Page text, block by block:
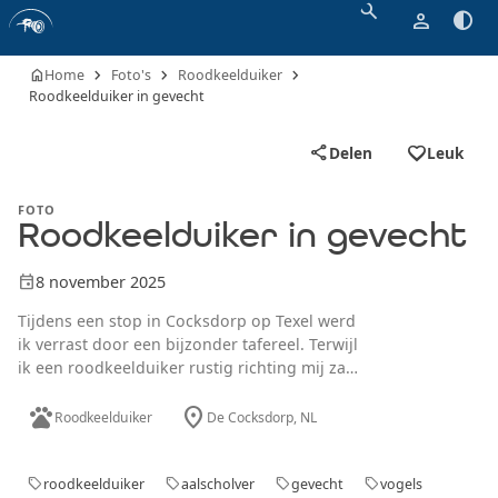
search person contrast
homeHome chevron_right Foto's chevron_right Roodkeelduiker chevron_right
Roodkeelduiker in gevecht
shareDelen favorite_borderLeuk
FOTO
Roodkeelduiker in gevecht
event8 november 2025
Tijdens een stop in Cocksdorp op Texel werd
ik verrast door een bijzonder tafereel. Terwijl
ik een roodkeelduiker rustig richting mij zag
die duidelijk niet blij was met de
de twee vogels, waarbij ze elkaar luidkeels
petsRoodkeelduiker location_on De Cocksdorp, NL
sellroodkeelduiker sellaalscholver sellgevecht sellvogels